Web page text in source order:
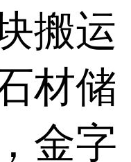
搬运
材储
金字